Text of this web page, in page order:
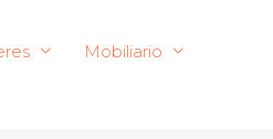
Mobiliario